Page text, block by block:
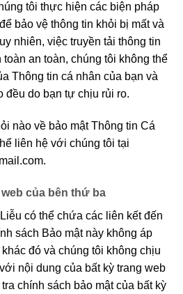
tôi thực hiện các biện pháp
bảo vệ thông tin khỏi bị mất và
nhiên, việc truyền tải thông tin
an toàn, chúng tôi không thể
Thông tin cá nhân của bạn và
đều do bạn tự chịu rủi ro.
nào về bảo mật Thông tin Cá
liên hệ với chúng tôi tại
.
của bên thứ ba
có thể chứa các liên kết đến
sách Bảo mật này không áp
đó và chúng tôi không chịu
nội dung của bất kỳ trang web
chính sách bảo mật của bất kỳ